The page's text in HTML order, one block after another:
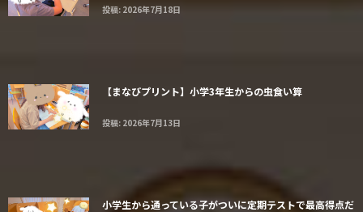
投稿: 2026年7月18日
【まなびプリント】小学3年生からの虫食い算
投稿: 2026年7月13日
小学生から通っている子がついに定期テストで最高得点だ